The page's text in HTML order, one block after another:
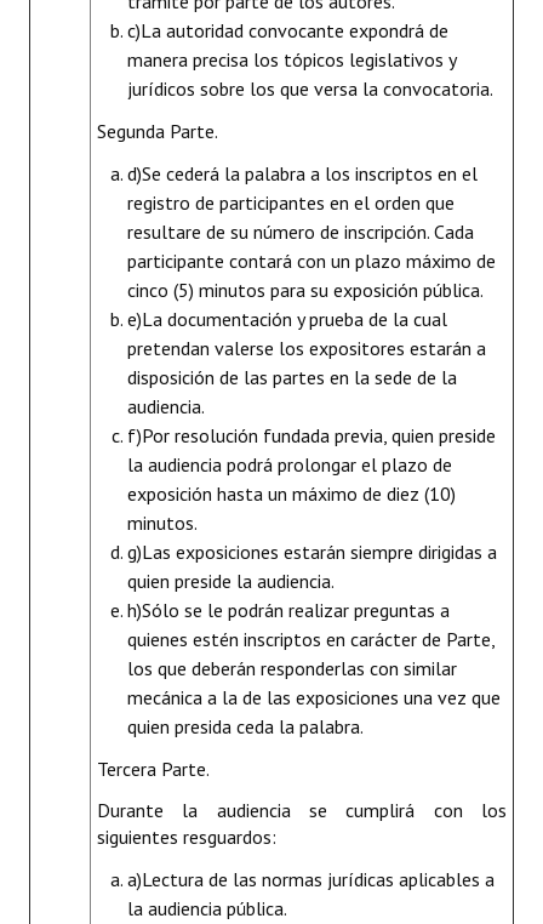
c)La autoridad convocante expondrá de
manera precisa los tópicos legislativos y
jurídicos sobre los que versa la convocatoria.
Segunda Parte.
d)Se cederá la palabra a los inscriptos en el
registro de participantes en el orden que
resultare de su número de inscripción. Cada
participante contará con un plazo máximo de
cinco (5) minutos para su exposición pública.
e)La documentación y prueba de la cual
pretendan valerse los expositores estarán a
disposición de las partes en la sede de la
audiencia.
f)Por resolución fundada previa, quien preside
la audiencia podrá prolongar el plazo de
exposición hasta un máximo de diez (10)
minutos.
g)Las exposiciones estarán siempre dirigidas a
quien preside la audiencia.
h)Sólo se le podrán realizar preguntas a
quienes estén inscriptos en carácter de Parte,
los que deberán responderlas con similar
mecánica a la de las exposiciones una vez que
quien presida ceda la palabra.
Tercera Parte.
Durante la audiencia se cumplirá con los
siguientes resguardos:
a)Lectura de las normas jurídicas aplicables a
la audiencia pública.